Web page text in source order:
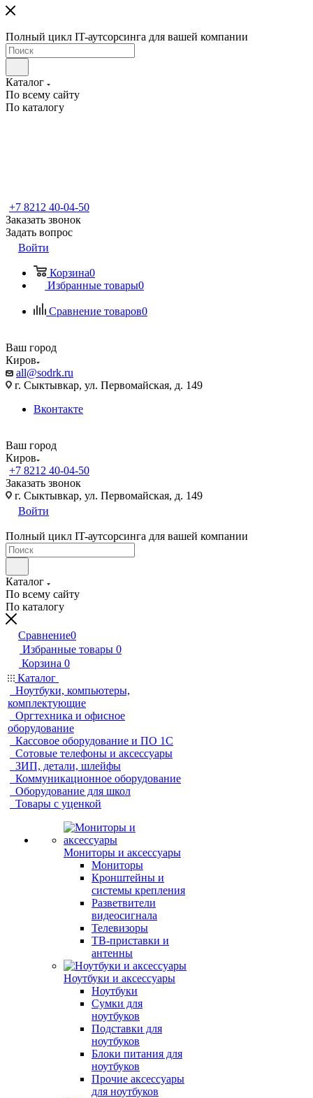
Полный цикл IT-аутсорсинга для вашей компании
Каталог
По всему сайту
По каталогу
+7 8212 40-04-50
Заказать звонок
Задать вопрос
Войти
Корзина0
Избранные товары0
Сравнение товаров0
Ваш город
Киров
all@sodrk.ru
г. Сыктывкар, ул. Первомайская, д. 149
Вконтакте
Ваш город
Киров
+7 8212 40-04-50
Заказать звонок
г. Сыктывкар, ул. Первомайская, д. 149
Войти
Полный цикл IT-аутсорсинга для вашей компании
Каталог
По всему сайту
По каталогу
Сравнение0
Избранные товары 0
Корзина 0
Каталог
Ноутбуки, компьютеры,
комплектующие
Оргтехника и офисное
оборудование
Кассовое оборудование и ПО 1С
Сотовые телефоны и аксессуары
ЗИП, детали, шлейфы
Коммуникационное оборудование
Оборудование для школ
Товары с уценкой
Мониторы и аксессуары
Мониторы
Кронштейны и
системы крепления
Разветвители
видеосигнала
Телевизоры
ТВ-приставки и
антенны
Ноутбуки и аксессуары
Ноутбуки
Сумки для
ноутбуков
Подставки для
ноутбуков
Блоки питания для
ноутбуков
Прочие аксессуары
для ноутбуков